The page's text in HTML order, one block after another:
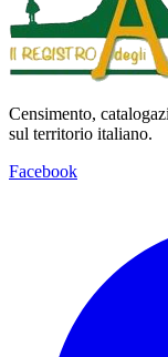
Censimento,
sul territorio italiano.
Facebook